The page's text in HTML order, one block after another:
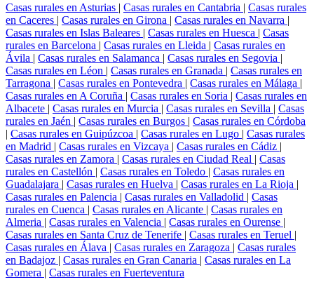
Casas rurales en Asturias | Casas rurales en Cantabria | Casas rurales
en Caceres | Casas rurales en Girona | Casas rurales en Navarra |
Casas rurales en Islas Baleares | Casas rurales en Huesca | Casas
rurales en Barcelona | Casas rurales en Lleida | Casas rurales en
Ávila | Casas rurales en Salamanca | Casas rurales en Segovia |
Casas rurales en Léon | Casas rurales en Granada | Casas rurales en
Tarragona | Casas rurales en Pontevedra | Casas rurales en Málaga |
Casas rurales en A Coruña | Casas rurales en Soria | Casas rurales en
Albacete | Casas rurales en Murcia | Casas rurales en Sevilla | Casas
rurales en Jaén | Casas rurales en Burgos | Casas rurales en Córdoba
| Casas rurales en Guipúzcoa | Casas rurales en Lugo | Casas rurales
en Madrid | Casas rurales en Vizcaya | Casas rurales en Cádiz |
Casas rurales en Zamora | Casas rurales en Ciudad Real | Casas
rurales en Castellón | Casas rurales en Toledo | Casas rurales en
Guadalajara | Casas rurales en Huelva | Casas rurales en La Rioja |
Casas rurales en Palencia | Casas rurales en Valladolid | Casas
rurales en Cuenca | Casas rurales en Alicante | Casas rurales en
Almeria | Casas rurales en Valencia | Casas rurales en Ourense |
Casas rurales en Santa Cruz de Tenerife | Casas rurales en Teruel |
Casas rurales en Álava | Casas rurales en Zaragoza | Casas rurales
en Badajoz | Casas rurales en Gran Canaria | Casas rurales en La
Gomera | Casas rurales en Fuerteventura